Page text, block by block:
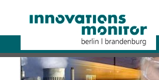
logo